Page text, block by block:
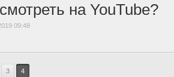
на YouTube?
09:48
3 4